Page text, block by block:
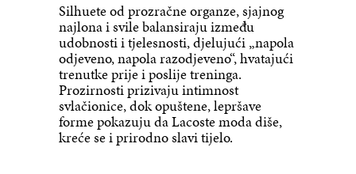
Silhuete od prozračne organze, sjajnog
najlona i svile balansiraju između
udobnosti i tjelesnosti, djelujući „napola
odjeveno, napola razodjeveno“, hvatajući
trenutke prije i poslije treninga.
Prozirnosti prizivaju intimnost
svlačionice, dok opuštene, lepršave
forme pokazuju da Lacoste moda diše,
kreće se i prirodno slavi tijelo.